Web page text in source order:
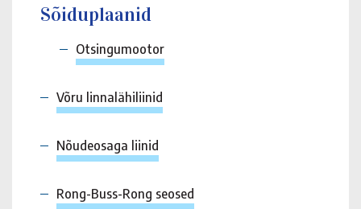
Sõiduplaanid
Otsingumootor
Võru linnalähiliinid
Nõudeosaga liinid
Rong-Buss-Rong seosed